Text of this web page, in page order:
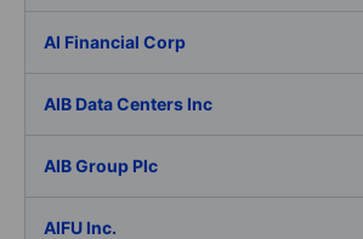
AI Financial Corp
AIB Data Centers Inc
AIB Group Plc
AIFU Inc.